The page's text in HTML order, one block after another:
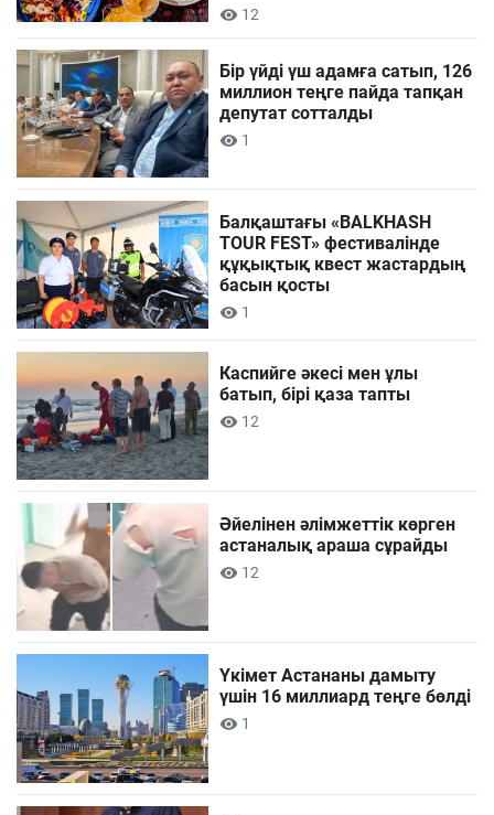
12
Бір үйді үш адамға сатып, 126
миллион теңге пайда тапқан
депутат сотталды
1
Балқаштағы «BALKHASH
TOUR FEST» фестивалінде
құқықтық квест жастардың
басын қосты
1
Каспийге әкесі мен ұлы
батып, бірі қаза тапты
12
Әйелінен әлімжеттік көрген
астаналық араша сұрайды
12
Үкімет Астананы дамыту
үшін 16 миллиард теңге бөлді
1